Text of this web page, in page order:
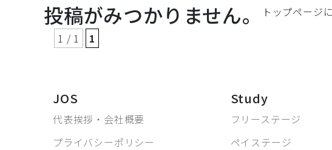
投稿がみつかりません。
トップページ
1 / 1
1
JOS
代表挨拶・会社概要
プライバシーポリシー
Study
フリーステージ
ペイステージ